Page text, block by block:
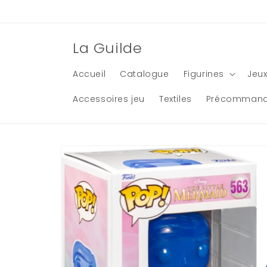
La Guilde
Accueil Catalogue Figurines
Accessoires jeu Textiles
Passer aux
informations
produits